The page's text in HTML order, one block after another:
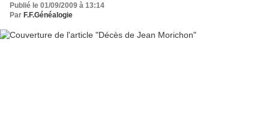
Publié le 01/09/2009 à 13:14
Par F.F.Généalogie